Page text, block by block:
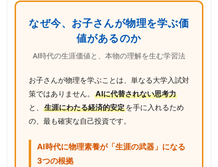
なぜ今、お子さんが物理を学ぶ価
値があるのか
AI時代の生涯価値と、本物の理解を生む学習法
お子さんが物理を学ぶことは、単なる大学入試対
策ではありません。
AIに代替されない思考力
と、
生涯にわたる経済的安定 を手に入れるため
の、最も確実な自己投資です。
AI時代に物理素養が「生涯の武器」になる
3つの根拠